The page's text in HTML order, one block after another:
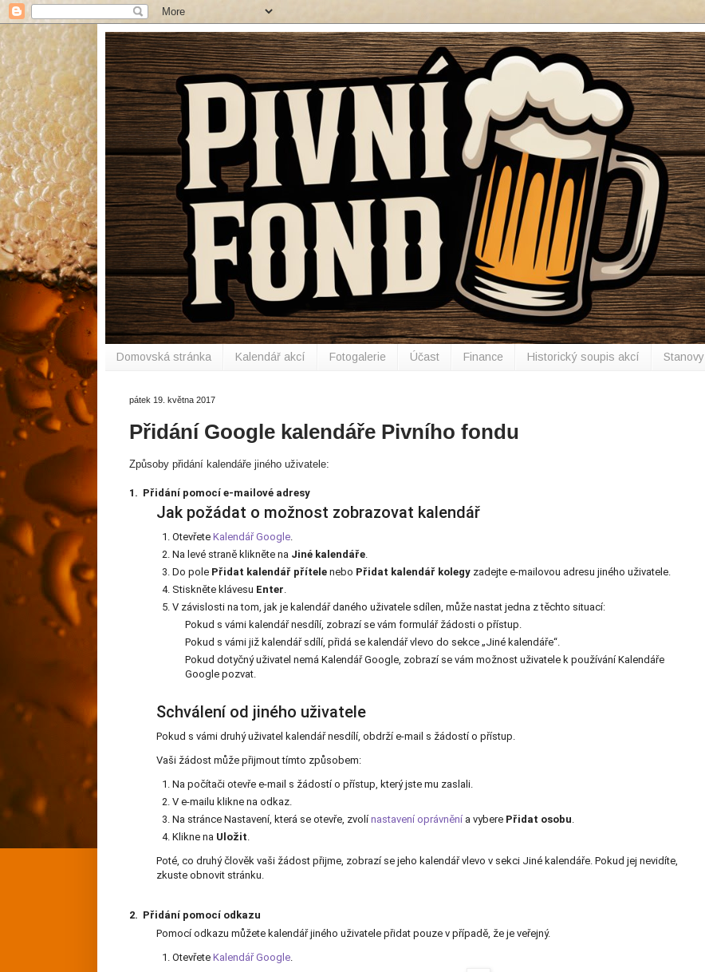
Domovská stránka Kalendář akcí Fotogalerie Účast Finance Historický soupis akcí Stanovy
pátek 19. května 2017
Přidání Google kalendáře Pivního fondu
Způsoby přidání kalendáře jiného uživatele:
1. Přidání pomocí e-mailové adresy
Jak požádat o možnost zobrazovat kalendář
Otevřete Kalendář Google.
Na levé straně klikněte na Jiné kalendáře.
Do pole Přidat kalendář přítele nebo Přidat kalendář kolegy zadejte e-mailovou adresu jiného uživatele.
Stiskněte klávesu Enter.
V závislosti na tom, jak je kalendář daného uživatele sdílen, může nastat jedna z těchto situací:
Pokud s vámi kalendář nesdílí, zobrazí se vám formulář žádosti o přístup.
Pokud s vámi již kalendář sdílí, přidá se kalendář vlevo do sekce „Jiné kalendáře“.
Pokud dotyčný uživatel nemá Kalendář Google, zobrazí se vám možnost uživatele k používání Kalendáře
Google pozvat.
Schválení od jiného uživatele
Pokud s vámi druhý uživatel kalendář nesdílí, obdrží e-mail s žádostí o přístup.
Vaši žádost může přijmout tímto způsobem:
Na počítači otevře e-mail s žádostí o přístup, který jste mu zaslali.
V e-mailu klikne na odkaz.
Na stránce Nastavení, která se otevře, zvolí nastavení oprávnění a vybere Přidat osobu.
Klikne na Uložit.
Poté, co druhý člověk vaši žádost přijme, zobrazí se jeho kalendář vlevo v sekci Jiné kalendáře. Pokud jej nevidíte,
zkuste obnovit stránku.
2. Přidání pomocí odkazu
Pomocí odkazu můžete kalendář jiného uživatele přidat pouze v případě, že je veřejný.
Otevřete Kalendář Google.